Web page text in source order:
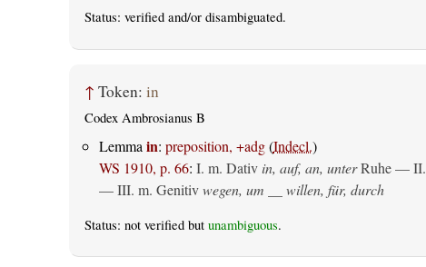
Status: verifiedand/or disambiguated.
↑ Token: in
Codex Ambrosianus B
Lemma in: preposition, +adg(Indecl.)
WS 1910, p. 66: I. m. Dativ in, auf, an, unterRuhe — II.
— III. m. Genitiv wegen, um __ willen, für, durch
Status: not verified but unambiguous.